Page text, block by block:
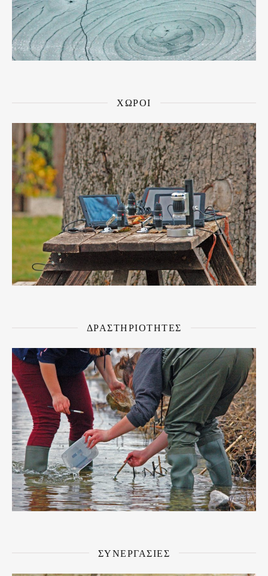
ΧΩΡΟΙ
ΔΡΑΣΤΗΡΙΟΤΗΤΕΣ
ΣΥΝΕΡΓΑΣΙΕΣ